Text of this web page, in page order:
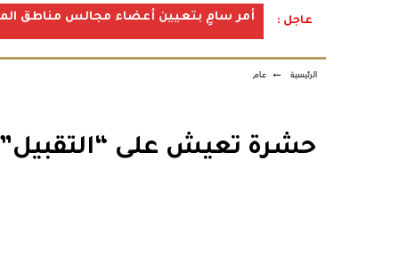
عاجل : أمر سامٍ بتعيين أعضاء مجالس مناطق المملكة
الرئيسية ← عام
حشرة تعيش على